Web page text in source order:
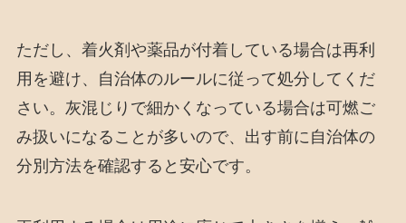
ただし、着火剤や薬品が付着している場合は再利
用を避け、自治体のルールに従って処分してくだ
さい。灰混じりで細かくなっている場合は可燃ご
み扱いになることが多いので、出す前に自治体の
分別方法を確認すると安心です。